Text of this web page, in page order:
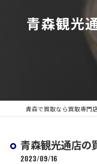
青森観光
青森観光通店の
2023/09/16